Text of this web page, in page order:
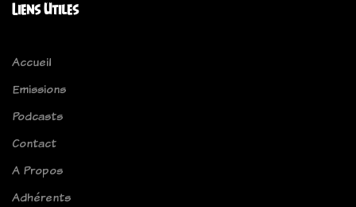
Liens Utiles
Accueil
Emissions
Podcasts
Contact
A Propos
Adhérents